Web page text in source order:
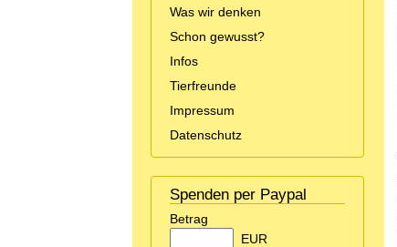
Was wir denken
Schon gewusst?
Infos
Tierfreunde
Impressum
Datenschutz
Spenden per Paypal
Betrag
EUR